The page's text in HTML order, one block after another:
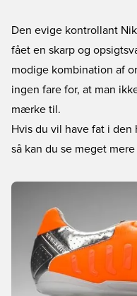
Den evige kontrollant
fået en skarp og
modige kombination af
ingen fare for, at man
mærke til.
Hvis du vil have fat i den
så kan du se meget